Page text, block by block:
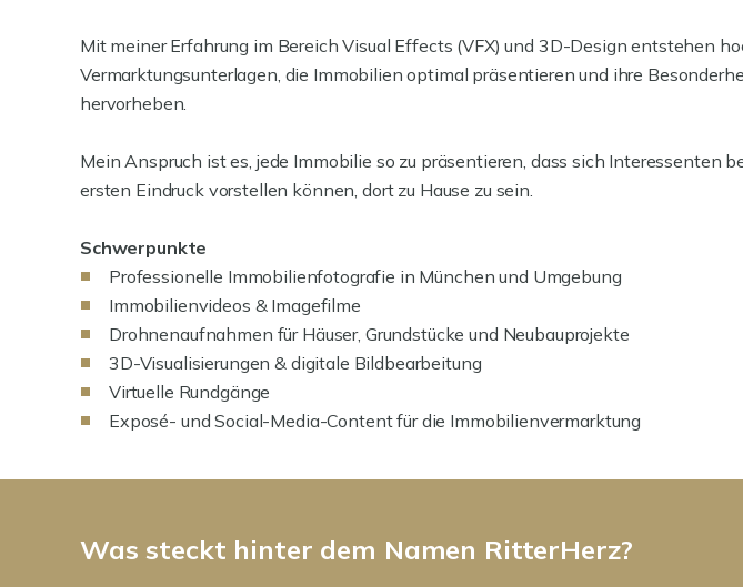
Mit meiner Erfahrung im Bereich Visual Effects (VFX) und 3D-Design entstehen
Vermarktungsunterlagen, die Immobilien optimal präsentieren und ihre
hervorheben.
Mein Anspruch ist es, jede Immobilie so zu präsentieren, dass sich Interessenten
ersten Eindruck vorstellen können, dort zu Hause zu sein.
Schwerpunkte
Professionelle Immobilienfotografie in München und Umgebung
Immobilienvideos & Imagefilme
Drohnenaufnahmen für Häuser, Grundstücke und Neubauprojekte
3D-Visualisierungen & digitale Bildbearbeitung
Virtuelle Rundgänge
Exposé- und Social-Media-Content für die Immobilienvermarktung
Was steckt hinter dem Namen RitterHerz?